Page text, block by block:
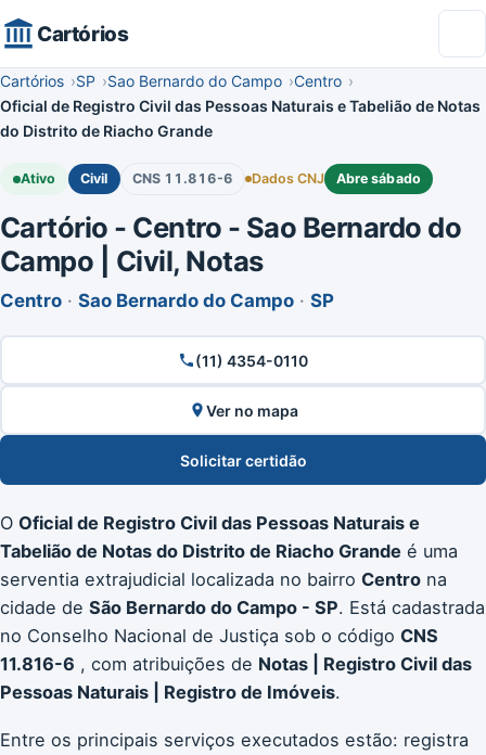
Cartórios
Cartórios SP Sao Bernardo do Campo
Centro
Oficial de Registro Civil das Pessoas Naturais e Tabelião de Notas
do Distrito de Riacho Grande
Ativo Civil CNS 11.816-6 Dados CNJ Abre sábado
Cartório - Centro - Sao Bernardo do
Campo | Civil, Notas
Centro · Sao Bernardo do Campo · SP
(11) 4354-0110
Ver no mapa
Solicitar certidão
O Oficial de Registro Civil das Pessoas Naturais e
Tabelião de Notas do Distrito de Riacho Grande é uma
serventia extrajudicial localizada no bairro Centro na
cidade de São Bernardo do Campo - SP. Está cadastrada
no Conselho Nacional de Justiça sob o código CNS
11.816-6 , com atribuições de Notas | Registro Civil das
Pessoas Naturais | Registro de Imóveis.
Entre os principais serviços executados estão: registra